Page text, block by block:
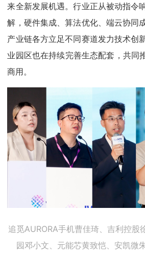
来全新发展机遇。行业正从被动指令
解，硬件集成、算法优化、端云协同
产业链各方立足不同赛道发力技术创
业园区也在持续完善生态配套，共同
商用。
追觅AURORA手机曹佳琦、吉利控股
园邓小文、元能芯黄致恺、安凯微